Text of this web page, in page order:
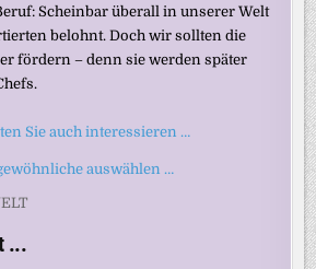
Scheinbar überall in unserer Welt
belohnt. Doch wir sollten die
fördern – denn sie werden später
Sie auch interessieren …
auswählen …
...